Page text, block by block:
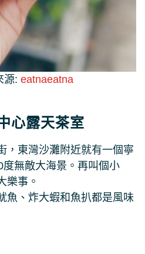
源: eatnaeatna
心露天茶室
，東灣沙灘附近就有一個寧
無敵大海景。再叫個小
樂事。
魚、炸大蝦和魚扒都是風味